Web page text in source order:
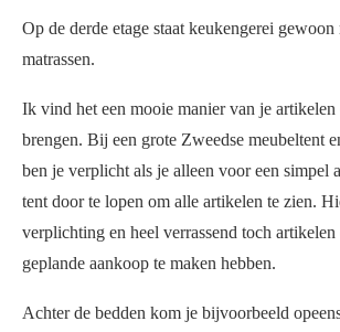
Op de derde etage staat keukengerei gewoon
matrassen.
Ik vind het een mooie manier van je artikelen
brengen. Bij een grote Zweedse meubeltent
ben je verplicht als je alleen voor een simpel
tent door te lopen om alle artikelen te zien.
verplichting en heel verrassend toch
geplande aankoop te maken hebben.
Achter de bedden kom je bijvoorbeeld